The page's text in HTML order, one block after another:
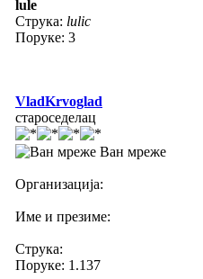
lule
Струка: lulic
Поруке: 3
VladKrvoglad
староседелац
Ван мреже
Организација:
Име и презиме:
Струка:
Поруке: 1.137